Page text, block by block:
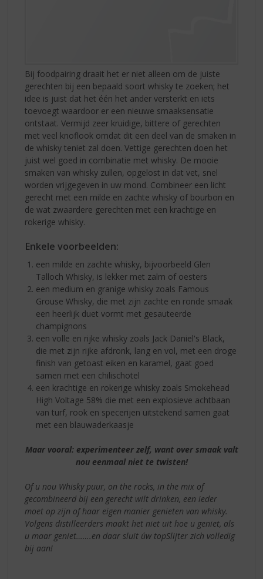
Bij foodpairing draait het er niet alleen om de juiste
gerechten bij een bepaald soort whisky te zoeken; het
idee is juist dat het één het ander versterkt en iets
toevoegt waardoor er een nieuwe smaaksensatie
ontstaat. Vermijd zeer kruidige, bittere of gerechten
met veel knoflook omdat dit een deel van de smaken in
de whisky teniet zal doen. Vettige gerechten doen het
juist wel goed in combinatie met whisky. De mooie
smaken van whisky zullen, opgelost in dat vet, snel
worden vrijgegeven in uw mond. Combineer een licht
gerecht met een milde en zachte whisky of bourbon en
de wat zwaardere gerechten met een krachtige en
rokerige whisky.
Enkele voorbeelden:
een milde en zachte whisky, bijvoorbeeld Glen
Talloch Whisky, is lekker met zalm of oesters
een medium en granige whisky zoals Famous
Grouse Whisky, die met zijn zachte en ronde smaak
een heerlijk duet vormt met gesauteerde
champignons
een volle en rijke whisky zoals Jack Daniel's Black,
die met zijn rijke afdronk, lang en vol, met een droge
finish van getoast eiken en karamel, gaat goed
samen met een chilischotel
een krachtige en rokerige whisky zoals Smokehead
High Voltage 58% die met een explosieve achtbaan
van turf, rook en specerijen uitstekend samen gaat
met een blauwaderkaasje
Maar vooral: experimenteer zelf, want over smaak valt
nou eenmaal niet te twisten!
Of u nou Whisky puur, on the rocks, in the mix of
gecombineerd bij een gerecht wilt drinken, een ieder
moet op zijn of haar eigen manier genieten van whisky.
Volgens distilleerders maakt het niet uit hoe u geniet, als
u maar geniet…….en daar sluit úw topSlijter zich volledig
bij aan!